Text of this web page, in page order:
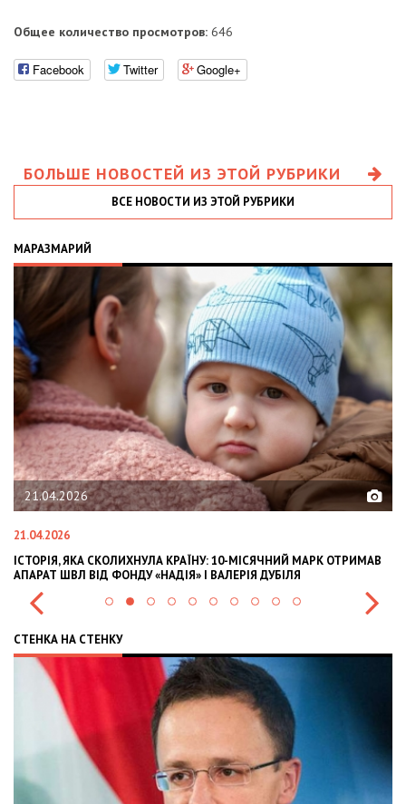
Общее количество просмотров: 646
Facebook Twitter Google+
БОЛЬШЕ НОВОСТЕЙ ИЗ ЭТОЙ РУБРИКИ
ВСЕ НОВОСТИ ИЗ ЭТОЙ РУБРИКИ
МАРАЗМАРИЙ
21.04.2026
21.04.2026
ІСТОРІЯ, ЯКА СКОЛИХНУЛА КРАЇНУ: 10-МІСЯЧНИЙ МАРК ОТРИМАВ
АПАРАТ ШВЛ ВІД ФОНДУ «НАДІЯ» І ВАЛЕРІЯ ДУБІЛЯ
СТЕНКА НА СТЕНКУ